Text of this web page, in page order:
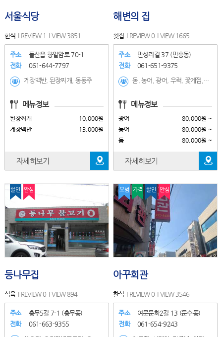
서울식당
한식 REVIEW 1 VIEW 3851
주소
돌산읍 향일암로 70-1
전화
061-644-7797
게장백반, 된장찌개, 동동주
메뉴정보
된장찌개
10,000원
게장백반
13,000원
자세히보기
해변의 집
횟집 REVIEW 0 VIEW 1665
주소
만성리길 37 (만흥동)
전화
061-651-9375
돔, 농어, 광어, 우럭, 꽃게찜,탕, 도다리사시미(계절메뉴), 도다리쑥국(계절메뉴), 하모(갯장어)샤브샤브-계절메뉴, 새조개샤브샤브-계절메뉴, 쭈꾸미볶음, 해물탕, 닭도리탕, 해물삼합, 연포탕, 낙지볶음, 매운탕, 회비빔밥, 낙지비빔밥, 멍게비빔밥, 멍게비빔밥, 전복비빔밥, 모듬물회, 생선물회, 서대회, 왕새우소금구이(계절메뉴), 갈치조림(2인), 해물토종닭, 토종닭, 해물모둠, 전복사시미, 낙지탕탕이, 소라,꾸죽,해삼,멍게 각각, 전복죽
메뉴정보
광어
80,000원 ~
농어
80,000원 ~
돔
80,000원 ~
자세히보기
할인 안심
등나무집
식육 REVIEW 0 VIEW 894
주소
충무5길 7-1 (충무동)
전화
061-663-9355
모범 가격 할인 안심
아꾸회관
한식 REVIEW 0 VIEW 3546
주소
여문문화2길 13 (문수동)
전화
061-654-9243